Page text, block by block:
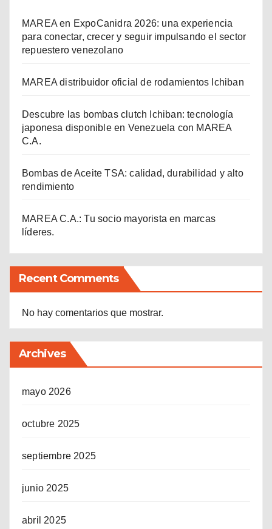
MAREA en ExpoCanidra 2026: una experiencia
para conectar, crecer y seguir impulsando el sector
repuestero venezolano
MAREA distribuidor oficial de rodamientos Ichiban
Descubre las bombas clutch Ichiban: tecnología
japonesa disponible en Venezuela con MAREA
C.A.
Bombas de Aceite TSA: calidad, durabilidad y alto
rendimiento
MAREA C.A.: Tu socio mayorista en marcas
líderes.
Recent Comments
No hay comentarios que mostrar.
Archives
mayo 2026
octubre 2025
septiembre 2025
junio 2025
abril 2025